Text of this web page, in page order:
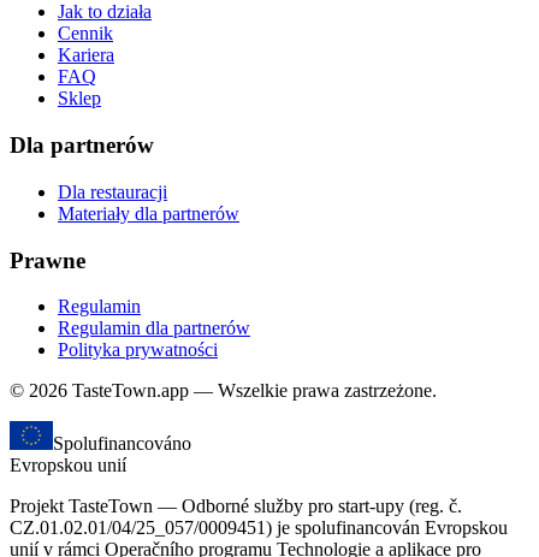
Jak to działa
Cennik
Kariera
FAQ
Sklep
Dla partnerów
Dla restauracji
Materiały dla partnerów
Prawne
Regulamin
Regulamin dla partnerów
Polityka prywatności
© 2026 TasteTown.app — Wszelkie prawa zastrzeżone.
Spolufinancováno
Evropskou unií
Projekt TasteTown — Odborné služby pro start-upy (reg. č.
CZ.01.02.01/04/25_057/0009451) je spolufinancován Evropskou
unií v rámci Operačního programu Technologie a aplikace pro